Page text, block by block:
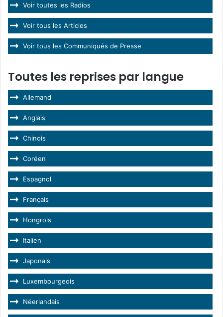
Voir toutes les Radios
Voir tous les Articles
Voir tous les Communiqués de Presse
Toutes les reprises par langue
Allemand
Anglais
Chinois
Coréen
Espagnol
Français
Hongrois
Italien
Japonais
Luxembourgeois
Néerlandais